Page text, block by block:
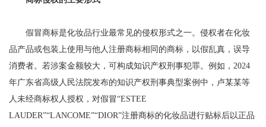
假冒商标是化妆品行业最常见的侵权形式之一。侵权者在化妆
品产品或包装上使用与他人注册商标相同的商标，以假乱真，误导
消费者。若涉案金额较大，可构成知识产权刑事犯罪。例如，2024
年广东省高级人民法院发布的知识产权刑事典型案例中，卢某某等
人未经商标权人授权，对假冒“ESTEE
LAUDER”“LANCOME”“DIOR”注册商标的化妆品进行贴标后以正品